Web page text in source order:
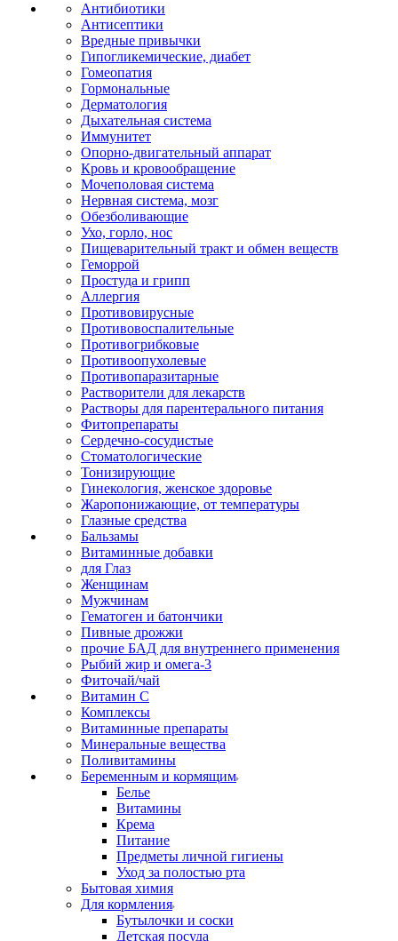
Антибиотики
Антисептики
Вредные привычки
Гипогликемические, диабет
Гомеопатия
Гормональные
Дерматология
Дыхательная система
Иммунитет
Опорно-двигательный аппарат
Кровь и кровообращение
Мочеполовая система
Нервная система, мозг
Обезболивающие
Ухо, горло, нос
Пищеварительный тракт и обмен веществ
Геморрой
Простуда и грипп
Аллергия
Противовирусные
Противовоспалительные
Противогрибковые
Противоопухолевые
Противопаразитарные
Растворители для лекарств
Растворы для парентерального питания
Фитопрепараты
Сердечно-сосудистые
Стоматологические
Тонизирующие
Гинекология, женское здоровье
Жаропонижающие, от температуры
Глазные средства
Бальзамы
Витаминные добавки
для Глаз
Женщинам
Мужчинам
Гематоген и батончики
Пивные дрожжи
прочие БАД для внутреннего применения
Рыбий жир и омега-3
Фиточай/чай
Витамин С
Комплексы
Витаминные препараты
Минеральные вещества
Поливитамины
Беременным и кормящим
Белье
Витамины
Крема
Питание
Предметы личной гигиены
Уход за полостью рта
Бытовая химия
Для кормления
Бутылочки и соски
Детская посуда